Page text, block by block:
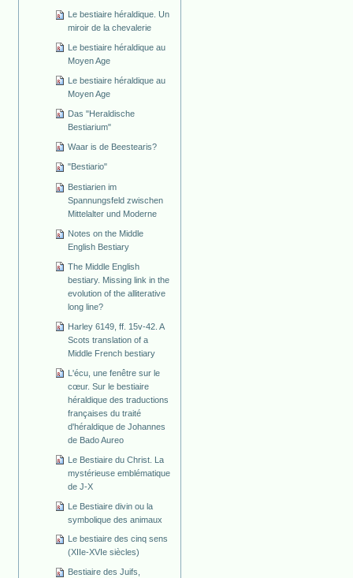
Le bestiaire héraldique. Un
miroir de la chevalerie
Le bestiaire héraldique au
Moyen Age
Le bestiaire héraldique au
Moyen Age
Das "Heraldische
Bestiarium"
Waar is de Beestearis?
"Bestiario"
Bestiarien im
Spannungsfeld zwischen
Mittelalter und Moderne
Notes on the Middle
English Bestiary
The Middle English
bestiary. Missing link in the
evolution of the alliterative
long line?
Harley 6149, ff. 15v-42. A
Scots translation of a
Middle French bestiary
L'écu, une fenêtre sur le
cœur. Sur le bestiaire
héraldique des traductions
françaises du traité
d'héraldique de Johannes
de Bado Aureo
Le Bestiaire du Christ. La
mystérieuse emblématique
de J-X
Le Bestiaire divin ou la
symbolique des animaux
Le bestiaire des cinq sens
(XIIe-XVIe siècles)
Bestiaire des Juifs,